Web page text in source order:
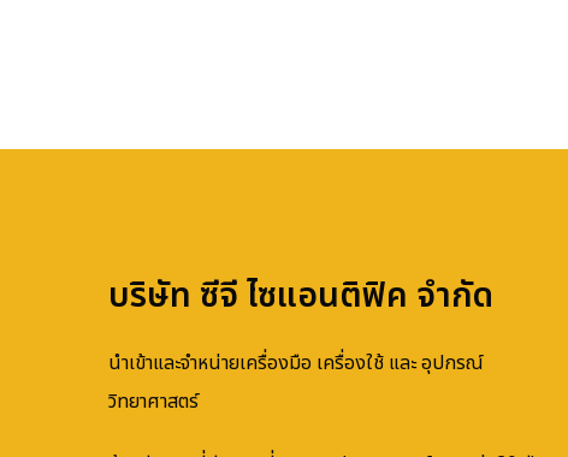
บริษัท ซีจี ไซแอนติฟิค จำกัด
นำเข้าและจำหน่ายเครื่องมือ เครื่องใช้ และ อุปกรณ์
วิทยาศาสตร์